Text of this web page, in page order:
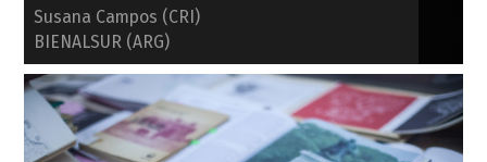
Susana Campos (CRI)
BIENALSUR (ARG)